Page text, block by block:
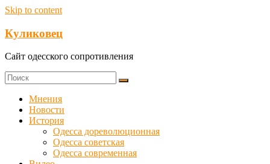
Skip to content
Куликовец
Сайт одесского сопротивления
Мнения
Новости
История
Одесса дореволюционная
Одесса советская
Одесса современная